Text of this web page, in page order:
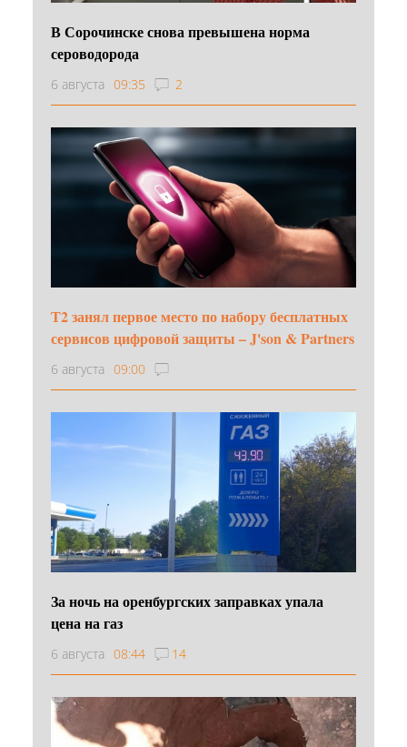
В Сорочинске снова превышена норма
сероводорода
6 августа 09:35 2
Т2 занял первое место по набору бесплатных
сервисов цифровой защиты – J'son & Partners
6 августа 09:00
За ночь на оренбургских заправках упала
цена на газ
6 августа 08:44 14